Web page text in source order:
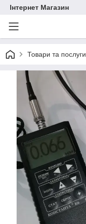
Інтернет Магазин
Товари та послуги